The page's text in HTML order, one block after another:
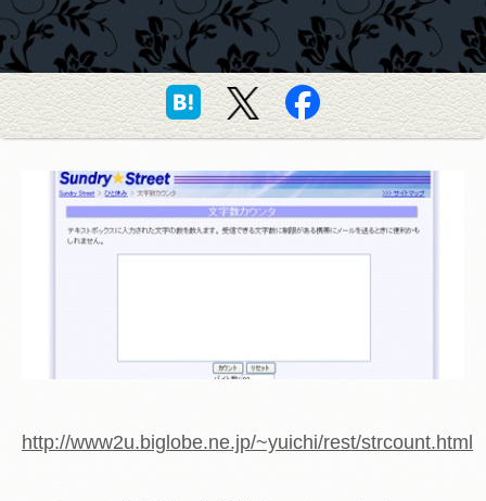
http://www2u.biglobe.ne.jp/~yuichi/rest/strcount.html